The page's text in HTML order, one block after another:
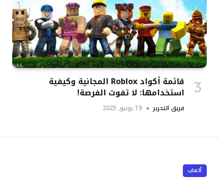
قائمة أكواد Roblox المجانية وكيفية
استخدامها: لا تفوت الفرصة!
فريق التحرير 19 يونيو, 2025
ألعاب